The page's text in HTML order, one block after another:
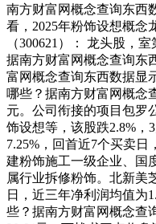
南方财富网概念查询东西
看，2025年粉饰设想概念
（300621）： 龙头股，
据南方财富网概念查询东
富网概念查询东西数据显
哪些？据南方财富网概念
元。公司衔接的项目包罗
饰设想等，该股跌2.8%，
7.25%，回首近7个买卖
建粉饰施工一级企业、国
属行业拆修粉饰。北新美
日，近三年净利润均值为
些？据南方财富网概念查